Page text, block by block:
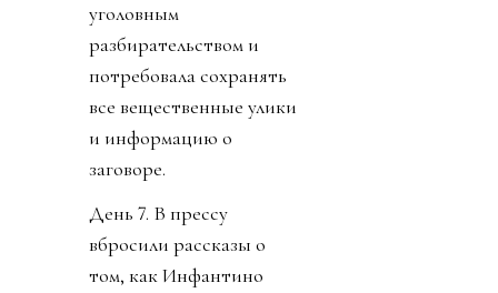
уголовным
разбирательством и
потребовала сохранять
все вещественные улики
и информацию о
заговоре.
День 7. В прессу
вбросили рассказы о
том, как Инфантино